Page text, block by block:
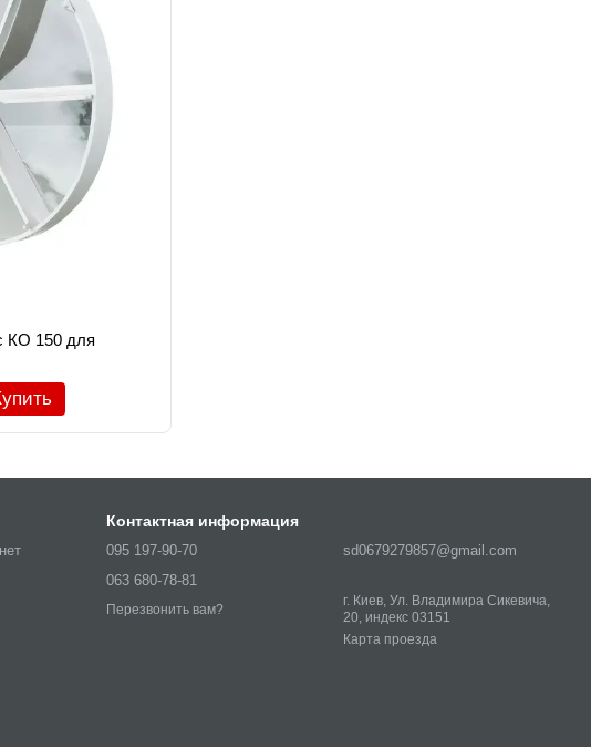
КО 150 для
Контактная информация
095 197-90-70
063 680-78-81
Перезвонить вам?
sd0679279857@gmail.com
г. Киев, Ул. Владимира Сикевича,
20, индекс 03151
Карта проезда